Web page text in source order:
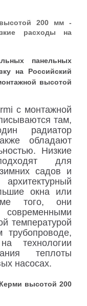
200 мм -
расходы на
панельных
на Российский
высотой
с монтажной
там,
радиатор
обладают
Низкие
для
садов и
окна или
того, они
современными
температурой
технологии
теплоты
насосах.
высотой 200